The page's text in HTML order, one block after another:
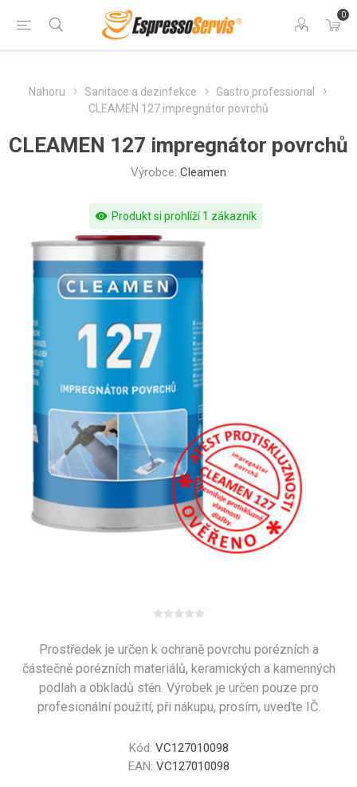
0
Nahoru Sanitace a dezinfekce
Gastro professional
CLEAMEN 127 impregnátor povrchů
CLEAMEN 127 impregnátor povrchů
Výrobce: Cleamen
visibility Produkt si prohlíží 1 zákazník
Prostředek je určen k ochraně povrchu porézních a
částečně porézních materiálů, keramických a kamenných
podlah a obkladů stěn. Výrobek je určen pouze pro
profesionální použití, při nákupu, prosím, uveďte IČ.
Kód: VC127010098
EAN: VC127010098